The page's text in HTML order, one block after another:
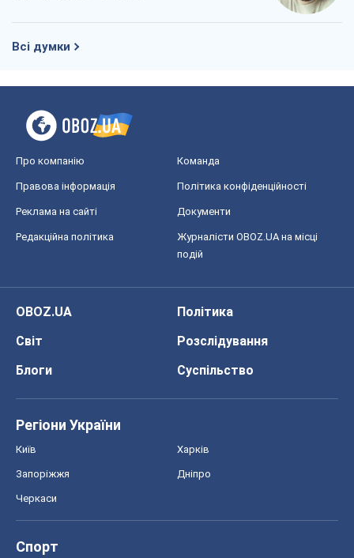
Всі думки
Про компанію Команда
Правова інформація Політика конфіденційності
Реклама на сайті Документи
Редакційна політика
Журналісти OBOZ.UA на місці
подій
OBOZ.UA
Політика
Світ
Розслідування
Блоги
Суспільство
Регіони України
Київ Харків
Запоріжжя Дніпро
Черкаси
Спорт